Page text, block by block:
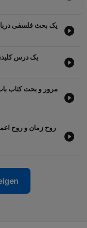
یک بحث فلسفی
یک درس
مرور و بحث کتاب
روح زمان و روح